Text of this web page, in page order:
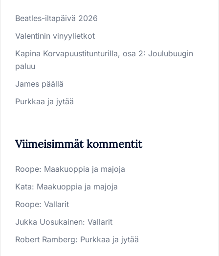
Beatles-iltapäivä 2026
Valentinin vinyylietkot
Kapina Korvapuustitunturilla, osa 2: Joulubuugin
paluu
James päällä
Purkkaa ja jytää
Viimeisimmät kommentit
Roope: Maakuoppia ja majoja
Kata: Maakuoppia ja majoja
Roope: Vallarit
Jukka Uosukainen: Vallarit
Robert Ramberg: Purkkaa ja jytää